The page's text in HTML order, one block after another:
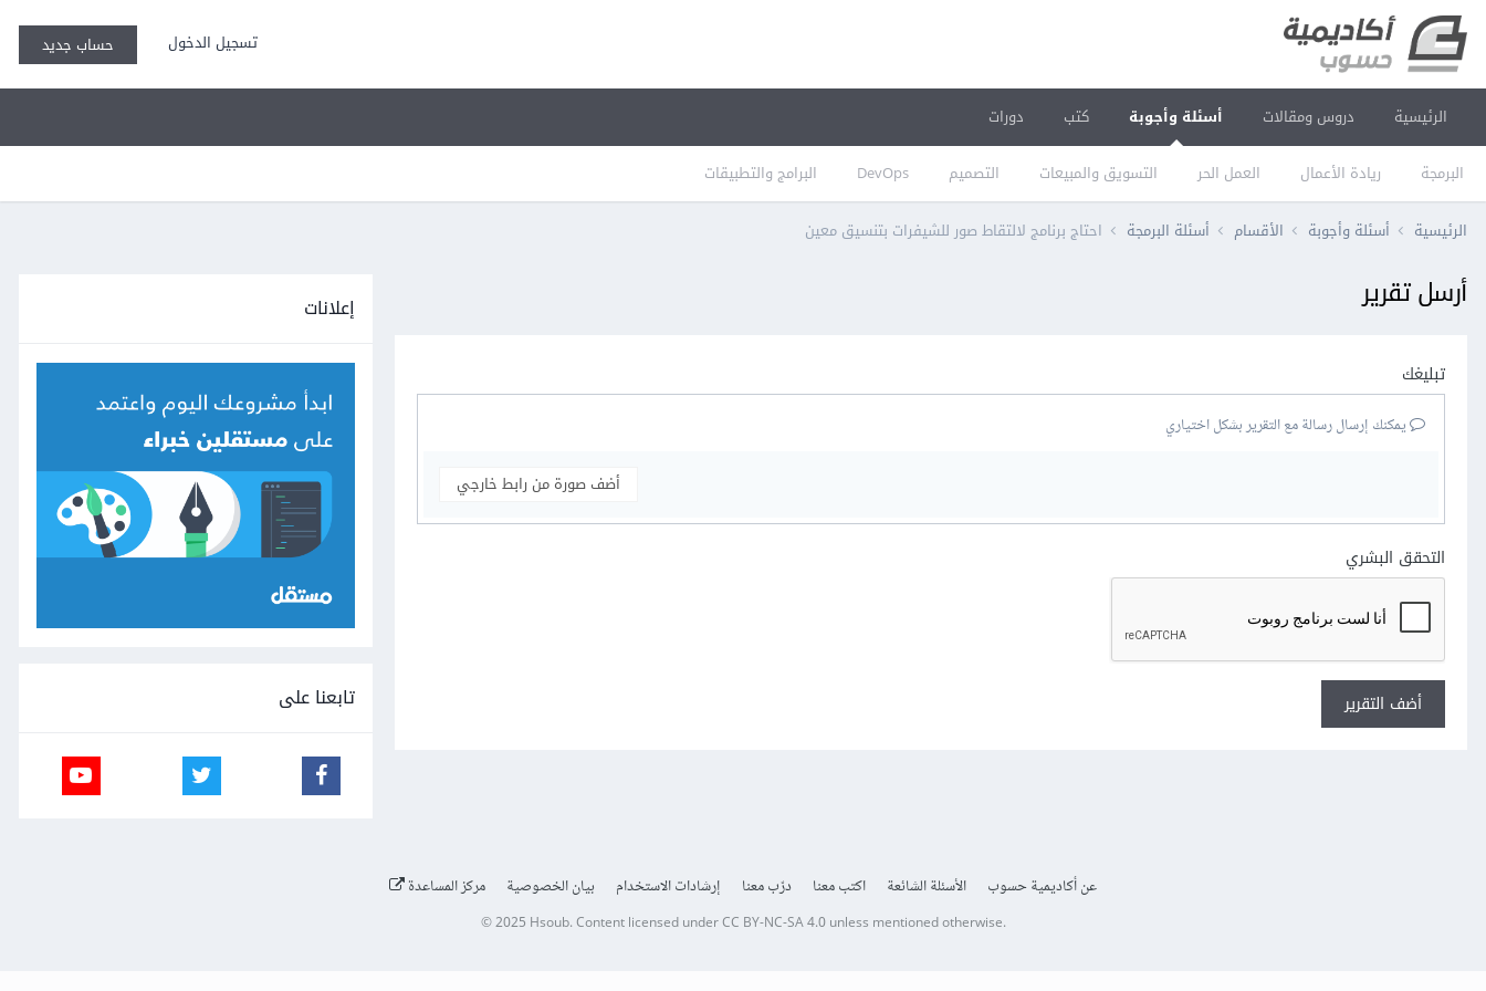
تسجيل الدخول حساب جديد
الرئيسية دروس ومقالات أسئلة وأجوبة
البرمجة ريادة الأعمال العمل الحر التسويق والمبيعات التصميم DevOps البرامج والتطبيقات
كتب دورات
الرئيسية أسئلة وأجوبة الأقسام أسئلة البرمجة احتاج برنامج لالتقاط صور للشيفرات بتنسيق معين
أرسل تقرير
تبليغك
يمكنك إرسال رسالة مع التقرير بشكل اختياري
أضف صورة من رابط خارجي
التحقق البشري
أضف التقرير
إعلانات
تابعنا على
عن أكاديمية حسوب الأسئلة الشائعة اكتب معنا درّب معنا إرشادات الاستخدام بيان الخصوصية مركز المساعدة
© 2025 Hsoub.Content licensed underCC BY-NC-SA 4.0unless mentioned otherwise.